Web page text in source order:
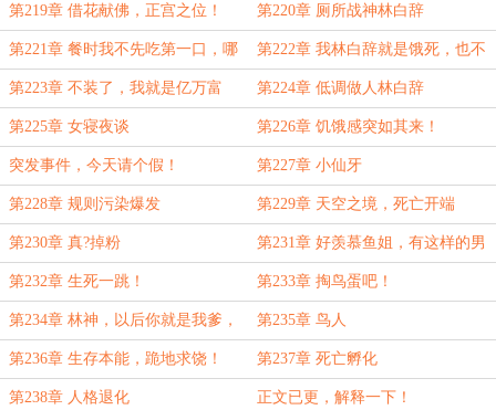
第219章 借花献佛，正宫之位！ 第220章 厕所战神林白辞
第221章 餐时我不先吃第一口，哪
个虫豸敢下手？{五千字}
第222章 我林白辞就是饿死，也不
吃软饭！
第223章 不装了，我就是亿万富
豪！
第224章 低调做人林白辞
第225章 女寝夜谈 第226章 饥饿感突如其来！
突发事件，今天请个假！ 第227章 小仙牙
第228章 规则污染爆发 第229章 天空之境，死亡开端
第230章 真?掉粉 第231章 好羡慕鱼姐，有这样的男
朋友！
第232章 生死一跳！ 第233章 掏鸟蛋吧！
第234章 林神，以后你就是我爹，
亲的！
第235章 鸟人
第236章 生存本能，跪地求饶！ 第237章 死亡孵化
第238章 人格退化 正文已更，解释一下！